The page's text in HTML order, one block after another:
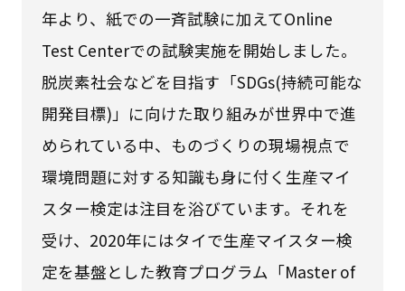
年より、紙での一斉試験に加えてOnline
Test Centerでの試験実施を開始しました。
脱炭素社会などを目指す「SDGs(持続可能な
開発目標)」に向けた取り組みが世界中で進
められている中、ものづくりの現場視点で
環境問題に対する知識も身に付く生産マイ
スター検定は注目を浴びています。それを
受け、2020年にはタイで生産マイスター検
定を基盤とした教育プログラム「Master of